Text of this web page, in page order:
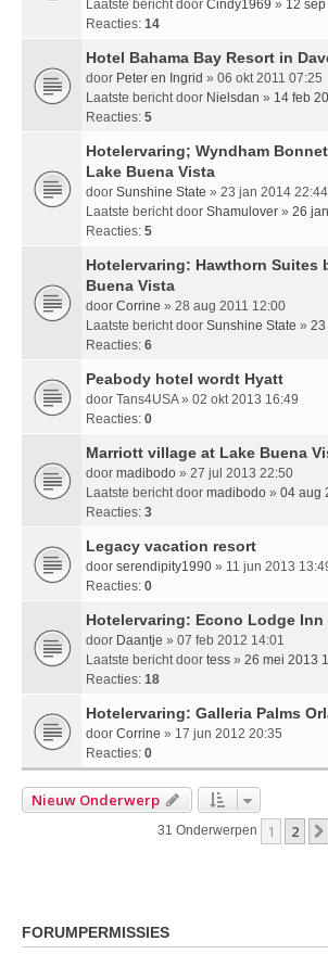
Laatste bericht door Cindy1969 » 12
Reacties: 14
Hotel Bahama Bay Resort in
door Peter en Ingrid » 06 okt 2011 07:25
Laatste bericht door Nielsdan » 14 feb
Reacties: 5
Hotelervaring; Wyndham
Lake Buena Vista
door Sunshine State » 23 jan 2014 22:44
Laatste bericht door Shamulover » 26
Reacties: 5
Hotelervaring: Hawthorn Suites
Buena Vista
door Corrine » 28 aug 2011 12:00
Laatste bericht door Sunshine State » 23
Reacties: 6
Peabody hotel wordt Hyatt
door Tans4USA» 02 okt 2013 16:49
Reacties: 0
Marriott village at Lake Buena
door madibodo » 27 jul 2013 22:50
Laatste bericht door madibodo » 04 aug
Reacties: 3
Legacy vacation resort
door serendipity1990 » 11 jun 2013
Reacties: 0
Hotelervaring: Econo Lodge Inn
door Daantje » 07 feb 2012 14:01
Laatste bericht door tess » 26 mei 2013
Reacties: 18
Hotelervaring: Galleria Palms
door Corrine » 17 jun 2012 20:35
Reacties: 0
Nieuw Onderwerp
31 Onderwerpen 1 2
FORUMPERMISSIES